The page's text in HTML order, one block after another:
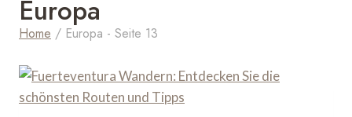
Europa
Home / Europa - Seite 13